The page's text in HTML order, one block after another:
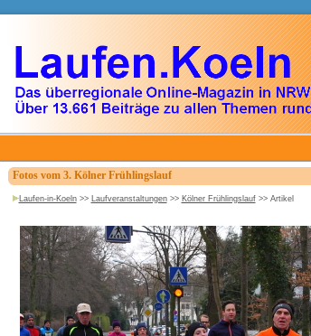
Fotos vom 3. Kölner Frühlingslauf
Laufen-in-Koeln>> Laufveranstaltungen>> Kölner Frühlingslauf>> Artikel